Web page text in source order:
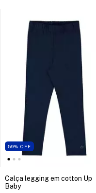
59% OFF
Calça legging em cotton Up
Baby